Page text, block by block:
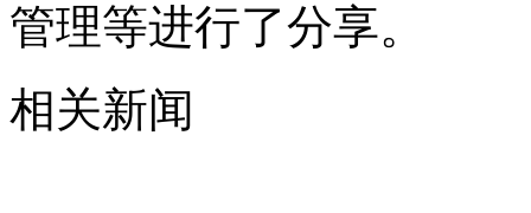
管理等进行了分享。
相关新闻